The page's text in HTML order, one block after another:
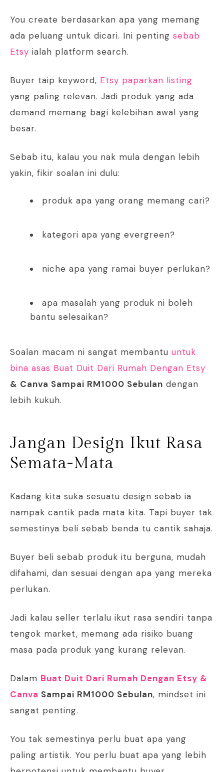
You create berdasarkan apa yang memang
ada peluang untuk dicari. Ini penting sebab
Etsy ialah platform search.
Buyer taip keyword, Etsy paparkan listing
yang paling relevan. Jadi produk yang ada
demand memang bagi kelebihan awal yang
besar.
Sebab itu, kalau you nak mula dengan lebih
yakin, fikir soalan ini dulu:
produk apa yang orang memang cari?
kategori apa yang evergreen?
niche apa yang ramai buyer perlukan?
apa masalah yang produk ni boleh
bantu selesaikan?
Soalan macam ni sangat membantu untuk
bina asas Buat Duit Dari Rumah Dengan Etsy
& Canva Sampai RM1000 Sebulan dengan
lebih kukuh.
Jangan Design Ikut Rasa
Semata-Mata
Kadang kita suka sesuatu design sebab ia
nampak cantik pada mata kita. Tapi buyer tak
semestinya beli sebab benda tu cantik sahaja.
Buyer beli sebab produk itu berguna, mudah
difahami, dan sesuai dengan apa yang mereka
perlukan.
Jadi kalau seller terlalu ikut rasa sendiri tanpa
tengok market, memang ada risiko buang
masa pada produk yang kurang relevan.
Dalam Buat Duit Dari Rumah Dengan Etsy &
Canva Sampai RM1000 Sebulan, mindset ini
sangat penting.
You tak semestinya perlu buat apa yang
paling artistik. You perlu buat apa yang lebih